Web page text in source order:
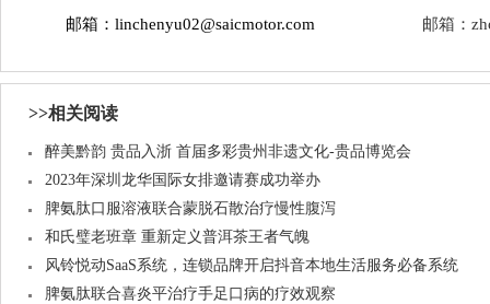
邮箱：linchenyu02@saicmotor.com
邮箱：
>>相关阅读
醉美黔韵 贵品入浙 首届多彩贵州非遗文化-贵品博览会
2023年深圳龙华国际女排邀请赛成功举办
脾氨肽口服溶液联合蒙脱石散治疗慢性腹泻
和氏璧老班章 重新定义普洱茶王者气魄
风铃悦动SaaS系统，连锁品牌开启抖音本地生活服务必备系统
脾氨肽联合喜炎平治疗手足口病的疗效观察